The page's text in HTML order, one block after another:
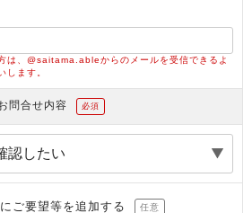
は、@saitama.ableからのメールを受信できるよ
します。
問合せ内容 必須
ご要望等を追加する 任意